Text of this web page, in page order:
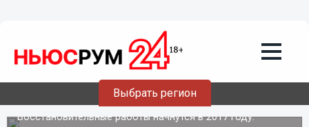
Выбрать регион
Памятник на площади Горького будет
отреставрирован на федеральные
Восстановительные работы начнутся в 2017 году.